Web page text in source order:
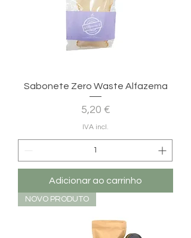
Sabonete Zero Waste Alfazema
Preço
5,20 €
IVA incl.
Adicionar ao carrinho
NOVO PRODUTO